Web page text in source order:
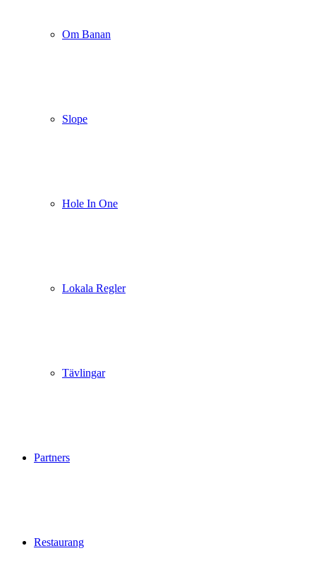
Om Banan
Slope
Hole In One
Lokala Regler
Tävlingar
Partners
Restaurang